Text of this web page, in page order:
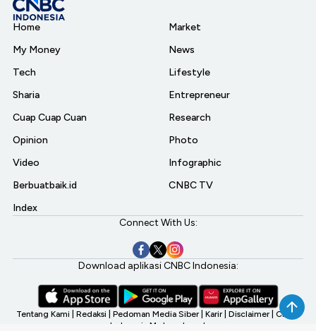
Home
My Money
Tech
Sharia
Cuap Cuap Cuan
Opinion
Video
Berbuatbaik.id
Index
Market
News
Lifestyle
Entrepreneur
Research
Photo
Infographic
CNBC TV
Connect With Us:
Download aplikasi CNBC Indonesia:
Tentang Kami Redaksi Pedoman Media Siber Karir Disclaimer CNBC
Indonesia My Investment